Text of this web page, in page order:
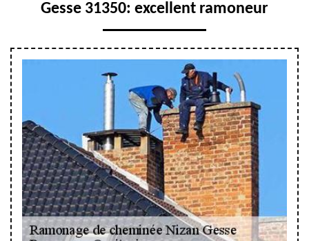
Gesse 31350: excellent ramoneur